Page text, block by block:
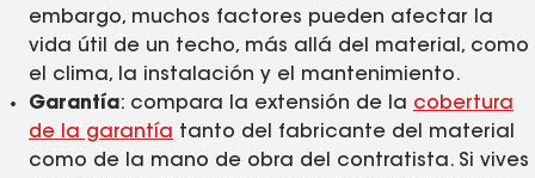
embargo, muchos factores pueden afectar la
vida útil de un techo, más allá del material, como
el clima, la instalación y el mantenimiento.
Garantía: compara la extensión de la cobertura
de la garantía tanto del fabricante del material
como de la mano de obra del contratista. Si vives